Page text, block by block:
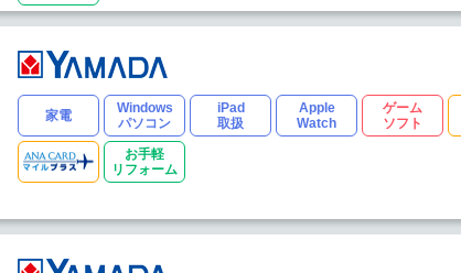
家電
Windows
パソコン
iPad
取扱
Apple
Watch
ゲーム
ソフト
お手軽
リフォーム